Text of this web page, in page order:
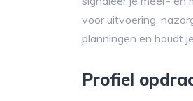
voor uitvoering,
planningen en houdt
Profiel